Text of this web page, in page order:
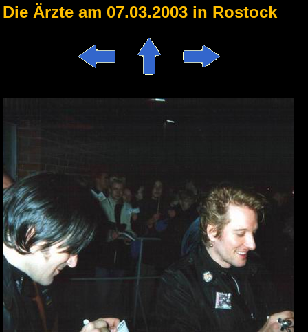
Die Ärzte am 07.03.2003 in Rostock